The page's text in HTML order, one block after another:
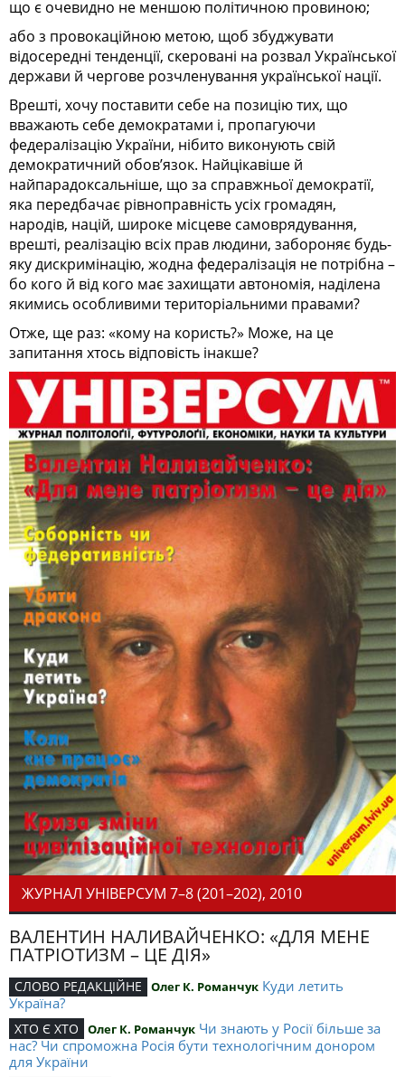
що є очевидно не меншою політичною провиною;
або з провокаційною метою, щоб збуджувати
відосередні тенденції, скеровані на розвал Української
держави й чергове розчленування української нації.
Врешті, хочу поставити себе на позицію тих, що
вважають себе демократами і, пропагуючи
федералізацію України, нібито виконують свій
демократичний обов’язок. Найцікавіше й
найпарадоксальніше, що за справжньої демократії,
яка передбачає рівноправність усіх громадян,
народів, націй, широке місцеве самоврядування,
врешті, реалізацію всіх прав людини, забороняє будь-
яку дискримінацію, жодна федералізація не потрібна –
бо кого й від кого має захищати автономія, наділена
якимись особливими територіальними правами?
Отже, ще раз: «кому на користь?» Може, на це
запитання хтось відповість інакше?
ЖУРНАЛ УНІВЕРСУМ 7–8 (201–202), 2010
ВАЛЕНТИН НАЛИВАЙЧЕНКО: «ДЛЯ МЕНЕ
ПАТРІОТИЗМ – ЦЕ ДІЯ»
СЛОВО РЕДАКЦІЙНЕ Олег К. Романчук Куди летить
Україна?
ХТО Є ХТО Олег К. Романчук Чи знають у Росії більше за
нас? Чи спроможна Росія бути технологічним донором
для України